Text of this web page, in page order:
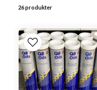
26 produkter